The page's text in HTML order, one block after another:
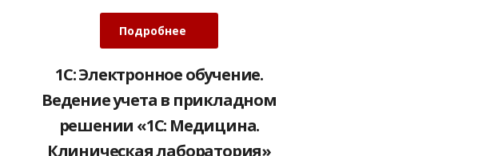
Подробнее
1С: Электронное обучение.
Ведение учета в прикладном
решении «1С: Медицина.
Клиническая лаборатория»